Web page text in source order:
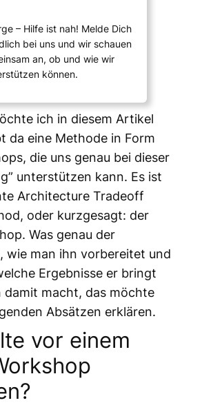
– Hilfe ist nah! Melde Dich
bei uns und wir schauen
an, ob und wie wir
können.
ich in diesem Artikel
da eine Methode in Form
die uns genau bei dieser
unterstützen kann. Es ist
Architecture Tradeoff
, oder kurzgesagt: der
Was genau der
wie man ihn vorbereitet und
Ergebnisse er bringt
damit macht, das möchte
Absätzen erklären.
vor einem